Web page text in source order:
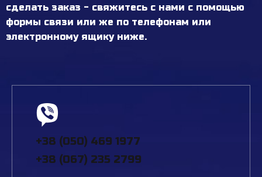
сделать заказ - свяжитесь с нами с помощью
формы связи или же по телефонам или
электронному ящику ниже.
+38 (050) 469 1977
+38 (067) 235 2799